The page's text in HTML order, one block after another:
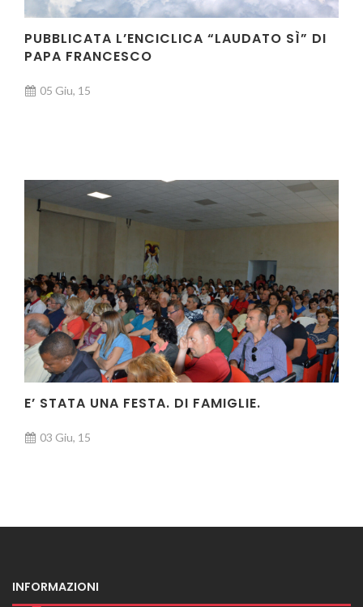
PUBBLICATA L’ENCICLICA “LAUDATO SÌ” DI
PAPA FRANCESCO
05 Giu, 15
E’ STATA UNA FESTA. DI FAMIGLIE.
03 Giu, 15
INFORMAZIONI